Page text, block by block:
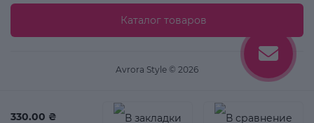
330.00 ₴
Пользовательское соглашение
Каталог товаров
Avrora Style © 2026